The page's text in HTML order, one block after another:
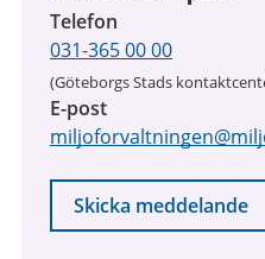
Telefon
031-365 00 00
(Göteborgs Stads
E-post
Skicka meddelande